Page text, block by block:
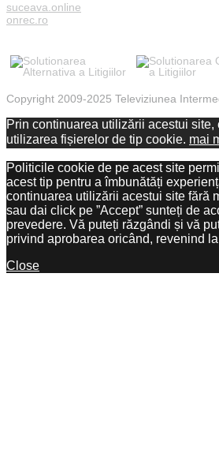
suceava.online
onrec.ro
Copyright 2009-2025 Televiziunea
Prin continuarea utilizării acestui site,
utilizarea fișierelor de tip cookie. mai
Politicile cookie de pe acest site
acest tip pentru a îmbunătăți
continuarea utilizării acestui site fără
sau dai click pe ”Accept” sunteți de
prevedere. Vă puteți răzgândi și vă
privind aprobarea oricând, revenind
Close